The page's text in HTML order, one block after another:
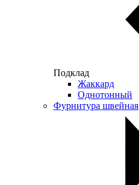
Подклад
Жаккард
Однотонный
Фурнитура швейная